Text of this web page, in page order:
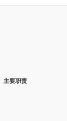
主要职责